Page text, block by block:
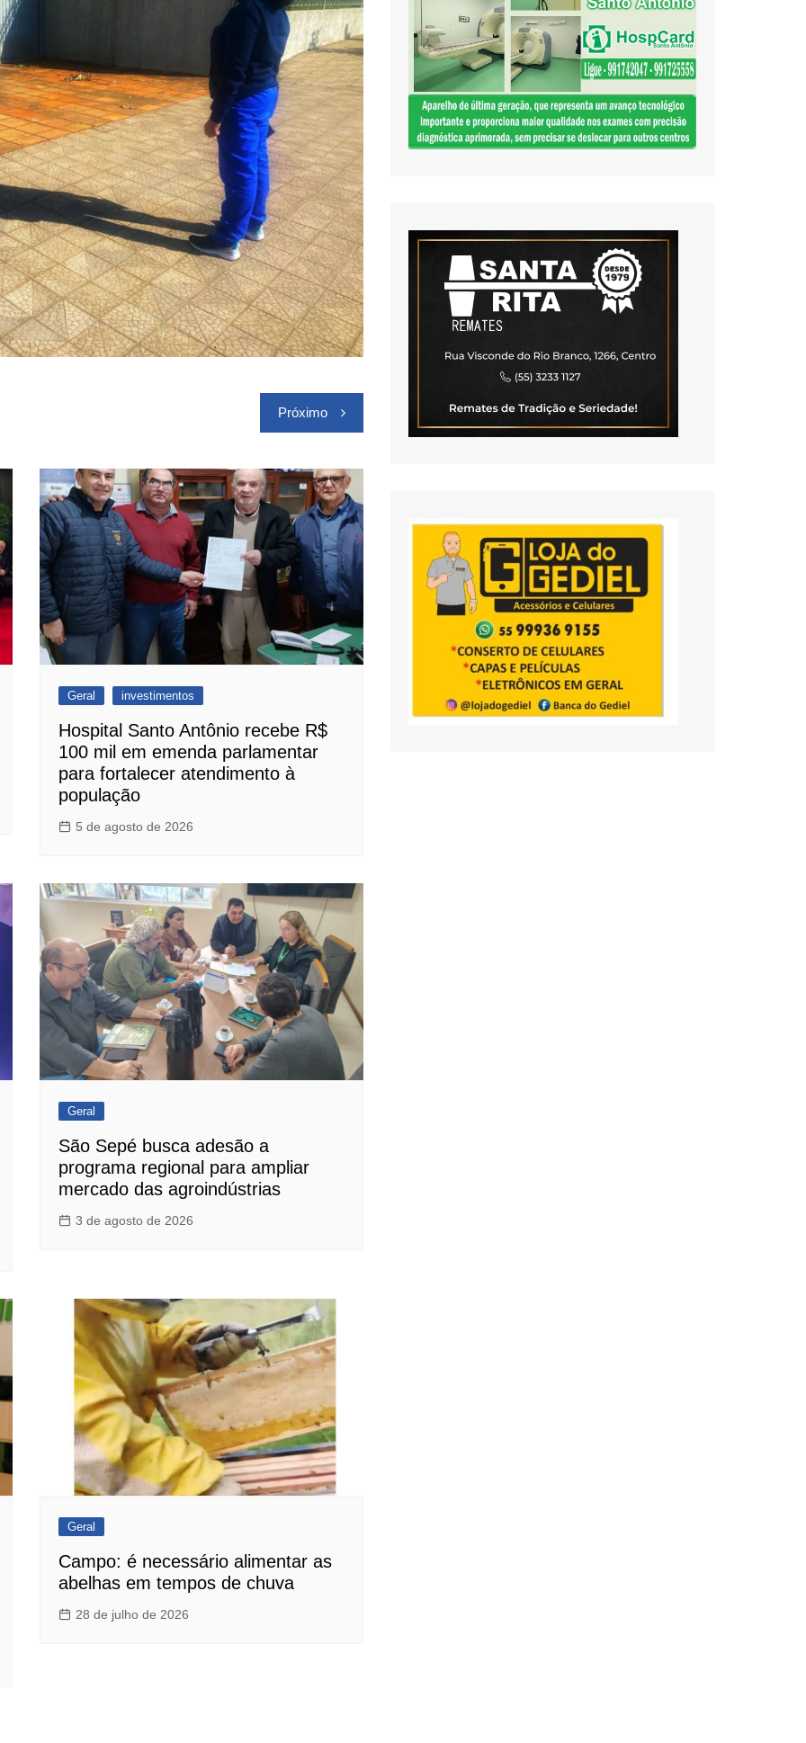
Próximo
Geral investimentos
Hospital Santo Antônio recebe R$
100 mil em emenda parlamentar
para fortalecer atendimento à
população
5 de agosto de 2026
Geral
São Sepé busca adesão a
programa regional para ampliar
mercado das agroindústrias
3 de agosto de 2026
Geral
Campo: é necessário alimentar as
abelhas em tempos de chuva
28 de julho de 2026